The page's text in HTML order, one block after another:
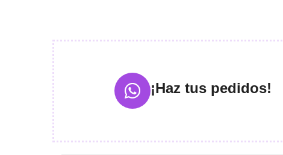
¡Haz tus pedidos!